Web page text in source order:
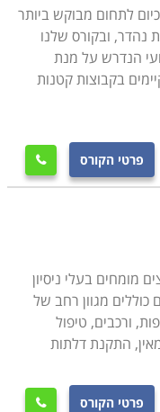
לתחום מבוקש ביותר
נהדר, ובקורס שלנו
הנדרש על מנת
בקבוצות קטנות
פרטי הקורס 
מומחים בעלי ניסיון
מגוון רחב של
ורכבים, טיפול
התקנת דלתות
פרטי הקורס 